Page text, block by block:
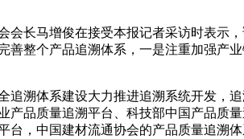
长马增俊在接受本报记者采访时表示
善整个产品追溯体系，一是注重加强产
溯体系建设大力推进追溯系统开发，
产品质量追溯平台、科技部中国产品质
台，中国建材流通协会的产品质量追溯